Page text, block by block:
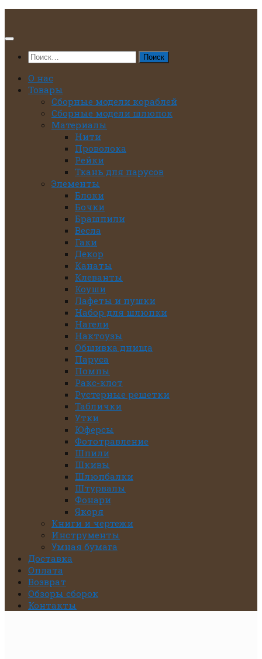
содержимому
Найти:
О нас
Товары
Сборные модели кораблей
Сборные модели шлюпок
Материалы
Нити
Проволока
Рейки
Ткань для парусов
Элементы
Блоки
Бочки
Брашпили
Весла
Гаки
Декор
Канаты
Клеванты
Коуши
Лафеты и пушки
Набор для шлюпки
Нагели
Нактоузы
Обшивка днища
Паруса
Помпы
Ракс-клот
Рустерные решетки
Таблички
Утки
Юферсы
Фототравление
Шпили
Шкивы
Шлюпбалки
Штурвалы
Фонари
Якоря
Книги и чертежи
Инструменты
Умная бумага
Доставка
Оплата
Возврат
Обзоры сборок
Контакты